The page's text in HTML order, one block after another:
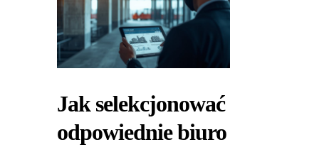
Jak selekcjonować
odpowiednie biuro